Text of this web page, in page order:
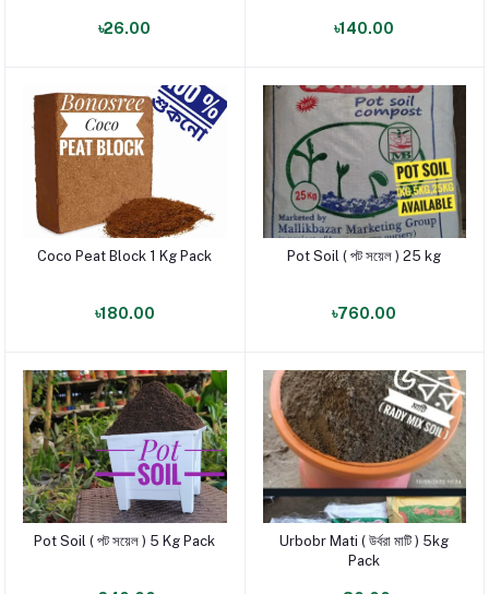
৳26.00 ৳140.00
পণ্য যোগ করুন
Coco Peat Block 1 Kg Pack
৳180.00
পণ্য যোগ করুন
Pot Soil ( পট সয়েল ) 25 kg
৳760.00
পণ্য যোগ করুন
Pot Soil ( পট সয়েল ) 5 Kg Pack পণ্য যোগ করুন
Urbobr Mati ( উর্বরা মাটি ) 5kg
Pack